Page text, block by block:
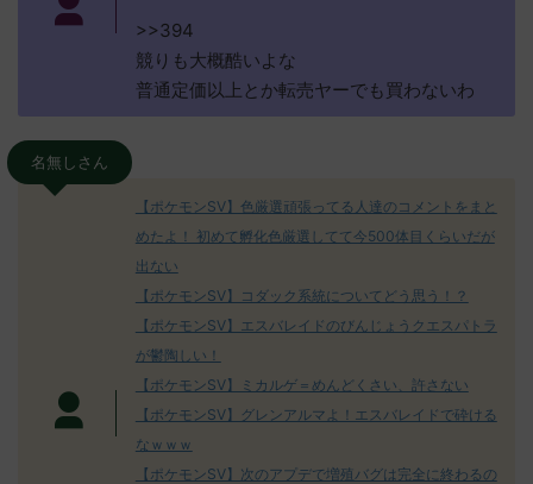
>>394
競りも大概酷いよな
普通定価以上とか転売ヤーでも買わないわ
名無しさん
【ポケモンSV】色厳選頑張ってる人達のコメントをまと
めたよ！ 初めて孵化色厳選してて今500体目くらいだが
出ない
【ポケモンSV】コダック系統についてどう思う！？
【ポケモンSV】エスバレイドのびんじょうクエスパトラ
が鬱陶しい！
【ポケモンSV】ミカルゲ＝めんどくさい、許さない
【ポケモンSV】グレンアルマよ！エスバレイドで砕ける
なｗｗｗ
【ポケモンSV】次のアプデで増殖バグは完全に終わるの